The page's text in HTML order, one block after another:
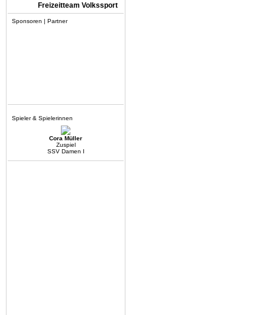
Freizeitteam Volkssport
Sponsoren | Partner
Spieler & Spielerinnen
Cora Müller
Zuspiel
SSV Damen I